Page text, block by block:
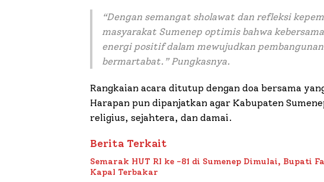
“Dengan semangat sholawat dan refleksi
masyarakat Sumenep optimis bahwa
energi positif dalam mewujudkan
bermartabat.” Pungkasnya.
Rangkaian acara ditutup dengan doa bersama
Harapan pun dipanjatkan agar Kabupaten
religius, sejahtera, dan damai.
Berita Terkait
Semarak HUT RI ke -81 di Sumenep Dimulai, Bupati
Kapal Terbakar